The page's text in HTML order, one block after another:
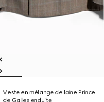
Veste en mélange de laine Prince
de Galles enduite